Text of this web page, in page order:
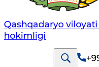
Qashqadaryo
hokimligi